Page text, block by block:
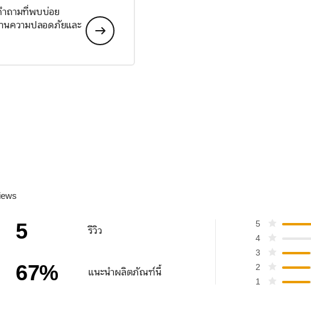
ถามที่พบบ่อย
นความปลอดภัยและ
5 รีวิว
67% แนะนำผลิตภัณฑ์นี้
5
4
3
2
1